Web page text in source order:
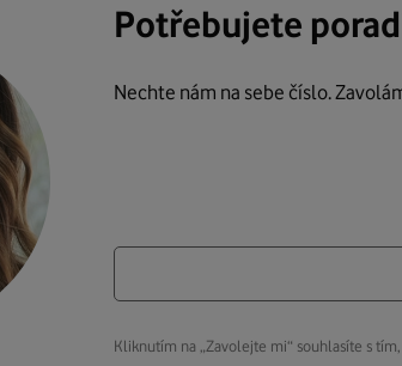
Potřebujete
Nechte nám na sebe číslo.
Kliknutím na „Zavolejte mi“ souhlasíte s